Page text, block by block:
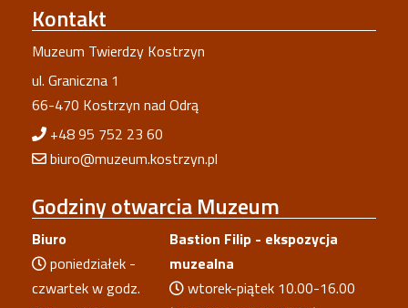
Kontakt
Muzeum Twierdzy Kostrzyn
ul. Graniczna 1
66-470 Kostrzyn nad Odrą
+48 95 752 23 60
biuro@muzeum.kostrzyn.pl
Godzinyotwarcia Muzeum
Biuro
poniedziałek -
czwartek w godz.
Bastion Filip - ekspozycja
muzealna
wtorek-piątek 10.00-16.00